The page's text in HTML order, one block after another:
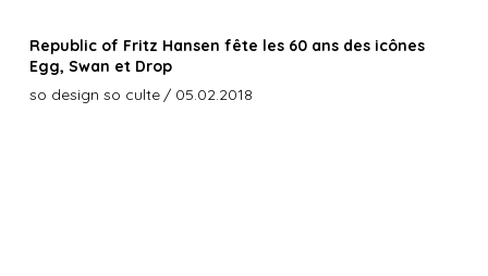
Republic of Fritz Hansen fête les 60 ans des icônes
Egg, Swan et Drop
so design so culte / 05.02.2018